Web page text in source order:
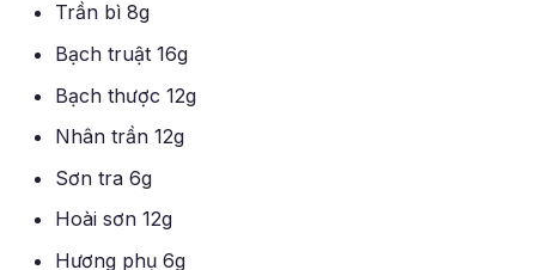
Trần bì 8g
Bạch truật 16g
Bạch thược 12g
Nhân trần 12g
Sơn tra 6g
Hoài sơn 12g
Hương phụ 6g